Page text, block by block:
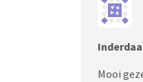
Mooi